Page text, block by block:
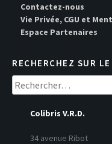
Contactez-nous
Vie Privée, CGU et
Espace Partenaires
RECHERCHEZ SUR
Rechercher :
Colibris V.R.D.
34 avenue Ribot